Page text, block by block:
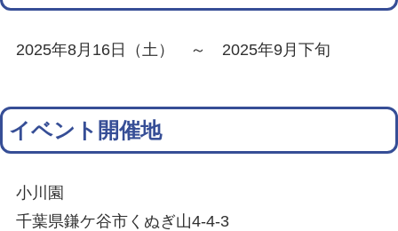
2025年8月16日（土） ～ 2025年9月下旬
イベント開催地
小川園
千葉県鎌ケ谷市くぬぎ山4-4-3